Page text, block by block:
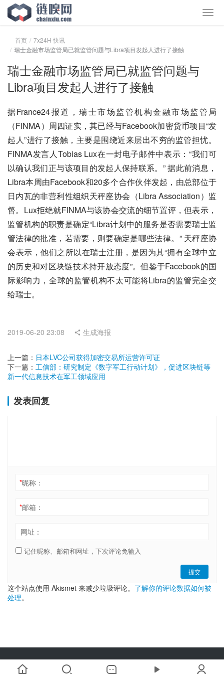
首页
7x24H 快讯
瑞士金融市场监管局已就监管问题与Libra项目发起人进行了接触
瑞士金融市场监管局已就监管问题与
Libra项目发起人进行了接触
据France24报道，瑞士市场监管机构金融市场监管局
（FINMA）周四证实，其已经与Facebook加密货币项目“发
起人”进行了接触，主要是围绕近来层出不穷的监管担忧。
FINMA发言人Tobias Lux在一封电子邮件中表示：“我们可
以确认我们正与该项目的发起人保持联系。” 据此前消息，
Libra本周由Facebook和20多个合作伙伴发起，由总部位于
日内瓦的非营利性组织天秤座协会（Libra Association）监
督。Lux拒绝就FINMA与该协会交流的细节置评，但表示，
监管机构的职责是确定“Libra计划中的服务是否需要瑞士监
管法律的批准，若需要，则要确定是哪些法律。” 天秤座协
会表示，他们之所以在瑞士注册，是因为其“拥有全球中立
的历史和对区块链技术持开放态度”。但鉴于Facebook的国
际影响力，全球的监管机构不太可能将Libra的监管完全交
给瑞士。
2019-06-20 23:08 生成海报
上一篇： 日本LVC公司获得加密交易所运营许可证
下一篇： 工信部：研究制定《数字军工行动计划》，促进区块链等
新一代信息技术在军工领域应用
发表回复
*昵称：
*邮箱：
网址：
记住昵称、邮箱和网址，下次评论免输入
提交
这个站点使用 Akismet 来减少垃圾评论。 了解你的评论数据如何被
处理。
Copyright © 2019-2025 链嗅网 chainxiu.com 版权所有 | 商务合作:
hi@chainxiu.com